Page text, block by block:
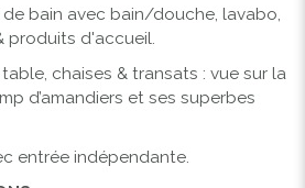
bain avec bain/douche, lavabo,
produits d'accueil.
chaises & transats : vue sur la
d’amandiers et ses superbes
entrée indépendante.